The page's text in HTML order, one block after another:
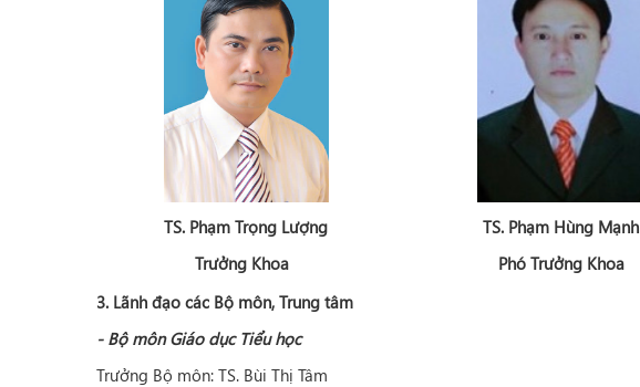
TS. Phạm Trọng Lượng
Trưởng Khoa
TS. Phạm Hùng Mạnh
Phó Trưởng Khoa
3. Lãnh đạo các Bộ môn, Trung tâm
-Bộ môn Giáo dục Tiểu học
Trưởng Bộ môn: TS. Bùi Thị Tâm